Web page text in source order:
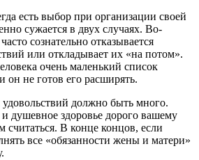
есть выбор при организации своей
сужается в двух случаях. Во-
сознательно отказывается
или откладывает их «на потом».
очень маленький список
не готов его расширять.
должно быть много.
душевное здоровье дорого вашему
В конце концов, если
все «обязанности жены и матери»